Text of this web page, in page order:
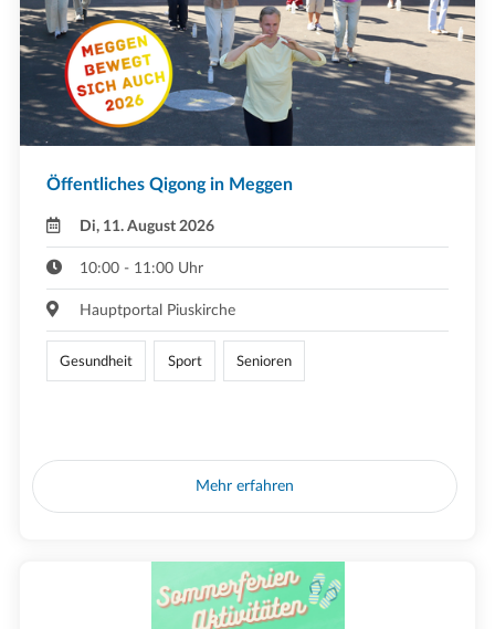
Öffentliches Qigong in Meggen
Di, 11. August 2026
10:00 - 11:00 Uhr
Hauptportal Piuskirche
Gesundheit Sport Senioren
Mehr erfahren